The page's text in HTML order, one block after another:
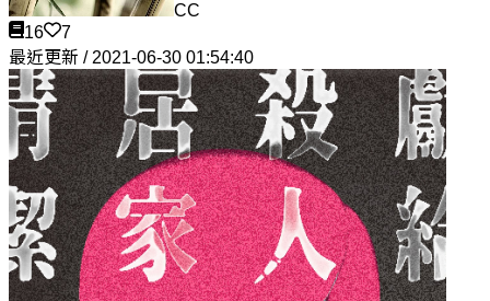
CC
16
7
最近更新 / 2021-06-30 01:54:40